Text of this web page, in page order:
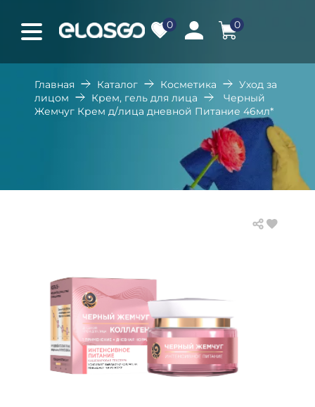
0 0
Главная Каталог Косметика
Уход за
лицом
Крем, гель для лица
Черный
Жемчуг Крем д/лица дневной Питание 46мл*